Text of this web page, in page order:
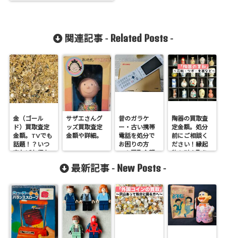
関連記事 - Related Posts-
金（ゴール
ド）買取査定
金額。TVでも
話題！？いつ
売ればお得な
サザエさんグ
ッズ買取査定
金額や詳細。
昔のガラケ
ー・古い携帯
電話を処分で
お困りの方
へ！買取金額
陶器の買取査
定金額。処分
前にご相談く
ださい！縁起
物も引き取り
最新記事 - New Posts -